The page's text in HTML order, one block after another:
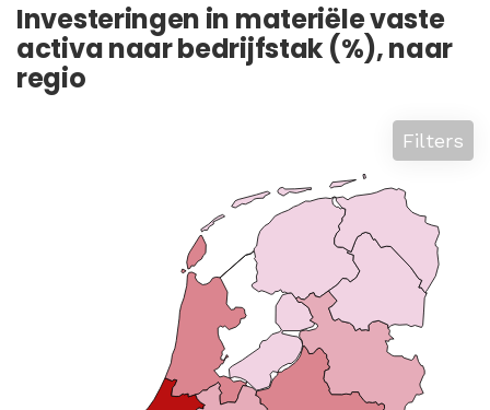
Investeringen in materiële vaste
activa naar bedrijfstak (%), naar
regio
Filters